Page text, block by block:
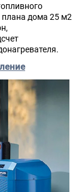
плана дома 25 м2